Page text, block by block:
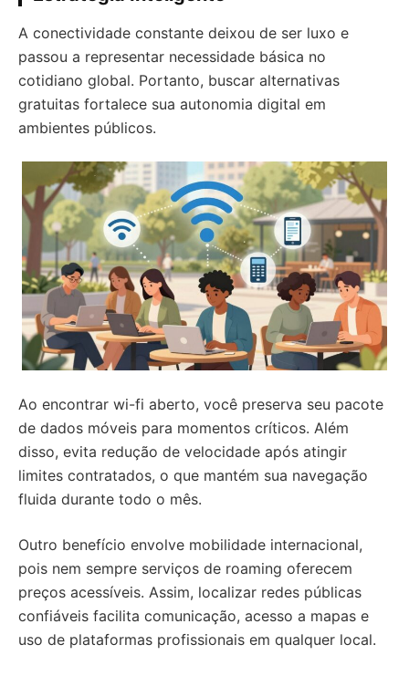
A conectividade constante deixou de ser luxo e
passou a representar necessidade básica no
cotidiano global. Portanto, buscar alternativas
gratuitas fortalece sua autonomia digital em
ambientes públicos.
Ao encontrar wi-fi aberto, você preserva seu pacote
de dados móveis para momentos críticos. Além
disso, evita redução de velocidade após atingir
limites contratados, o que mantém sua navegação
fluida durante todo o mês.
Outro benefício envolve mobilidade internacional,
pois nem sempre serviços de roaming oferecem
preços acessíveis. Assim, localizar redes públicas
confiáveis facilita comunicação, acesso a mapas e
uso de plataformas profissionais em qualquer local.